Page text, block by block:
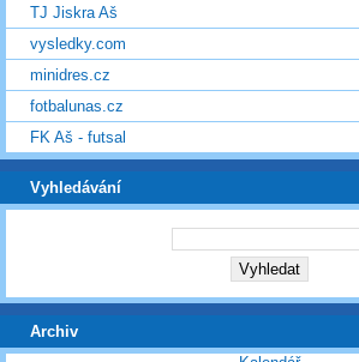
TJ Jiskra Aš
vysledky.com
minidres.cz
fotbalunas.cz
FK Aš - futsal
Vyhledávání
Archiv